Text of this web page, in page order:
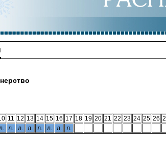
11 12 13 14 15 16 17 18 19 20 21 22 23 24 25 26
л. л. л. л. л. л. л.